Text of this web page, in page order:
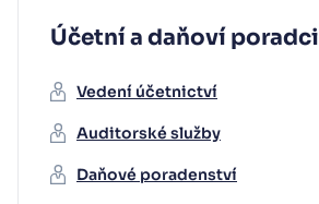
Účetní a daňoví poradci
Vedení účetnictví
Auditorské služby
Daňové poradenství